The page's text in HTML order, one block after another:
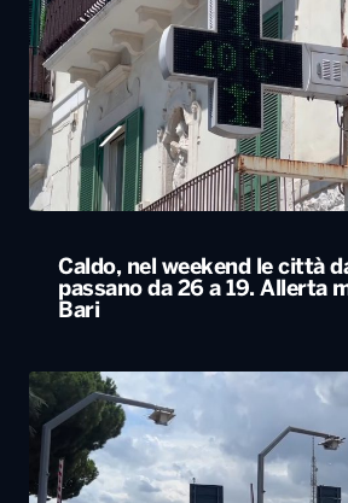
Caldo, nel weekend le città
passano da 26 a 19. Allerta
Bari